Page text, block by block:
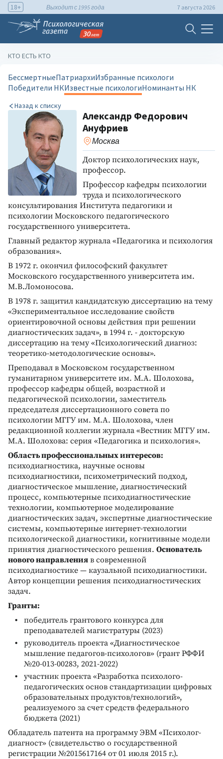
18+ Выходит с 1995 года 7 августа 2026
КТО ЕСТЬ КТО
БессмертныеПатриархиИзбранные психологи
Победители НКИзвестные психологиНоминанты НК
Назад к списку
Александр Федорович
Ануфриев
Москва
Доктор психологических наук,
профессор.
Профессор кафедры психологии
труда и психологического
консультирования Института педагогики и
психологии Московского педагогического
государственного университета.
Главный редактор журнала «Педагогика и психология
образования».
В 1972 г. окончил философский факультет
Московского государственного университета им.
М.В.Ломоносова.
В 1978 г. защитил кандидатскую диссертацию на тему
«Экспериментальное исследование свойств
ориентировочной основы действия при решении
диагностических задач», в 1994 г. - докторскую
диссертацию на тему «Психологический диагноз:
теоретико-методологические основы».
Преподавал в Московском государственном
гуманитарном университете им. М.А. Шолохова,
профессор кафедры общей, возрастной и
педагогической психологии, заместитель
председателя диссертационного совета по
психологии МГГУ им. М.А. Шолохова, член
редакционной коллегии журнала «Вестник МГГУ им.
М.А. Шолохова: серия «Педагогика и психология».
Область профессиональных интересов:
психодиагностика, научные основы
психодиагностики, психометрический подход,
диагностическое мышление, диагностический
процесс, компьютерные психодиагностические
технологии, компьютерное моделирование
диагностических задач, экспертные диагностические
системы, компьютерные интернет-технологии
психологической диагностики, когнитивные модели
принятия диагностического решения. Основатель
нового направления в современной
психодиагностике — каузальной психодиагностики.
Автор концепции решения психодиагностических
задач.
Гранты:
победитель грантового конкурса для
преподавателей магистратуры (2023)
руководитель проекта «Диагностическое
мышление педагогов-психологов» (грант РФФИ
№20-013-00283, 2021-2022)
участник проекта «Разработка психолого-
педагогических основ стандартизации цифровых
образовательных продуктов/технологий»,
реализуемого за счет средств федерального
бюджета (2021)
Обладатель патента на программу ЭВМ «Психолог-
диагност» (свидетельство о государственной
регистрации №2015617164 от 01 июля 2015 г.).